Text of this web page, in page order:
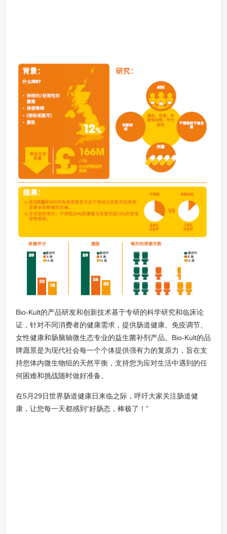
Bio-Kult的产品研发和创新技术基于专研的科学研究和临床论
证，针对不同消费者的健康需求，提供肠道健康、免疫调节、
女性健康和肠脑轴微生态专业的益生菌补剂产品。Bio-Kult的品
牌愿景是为现代社会每一个个体提供强有力的复原力，旨在支
持您体内微生物组的天然平衡，支持您为应对生活中遇到的任
何困难和挑战随时做好准备。
在5月29日世界肠道健康日来临之际，呼吁大家关注肠道健
康，让您每一天都感到“好肠态，棒极了！”